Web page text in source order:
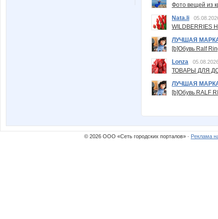
Фото вещей из
Nata.li
ЛУЧШАЯ
[b]Обувь Ralf
Lonza
ТОВАРЫ ДЛЯ
ЛУЧШАЯ
[b]Обувь RALF
© 2026 ООО «Сеть городских порталов» · Реклама